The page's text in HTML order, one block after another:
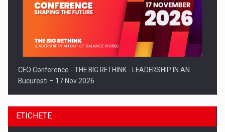
CEO Conference - THE BIG RETHINK - LEADERSHIP IN AN…
Bucuresti – 17 Nov 2026
ETICHETE